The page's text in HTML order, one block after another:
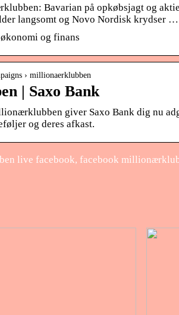
Bavarian på opkøbsjagt og
langsomt og Novo Nordisk krydser …
og finans
› millionaerklubben
| Saxo Bank
giver Saxo Bank dig nu
og deres afkast.
live facebook, facebook